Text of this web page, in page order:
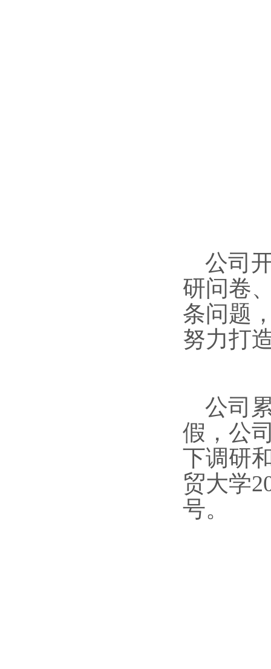
公司
研问卷
条问题
努力打
公司
假，公
下调研
贸大学
号。